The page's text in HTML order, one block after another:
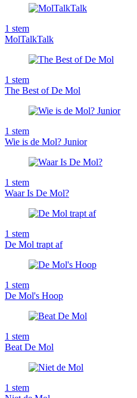
1 stem
MolTalkTalk
1 stem
The Best of De Mol
1 stem
Wie is de Mol? Junior
1 stem
Waar Is De Mol?
1 stem
De Mol trapt af
1 stem
De Mol's Hoop
1 stem
Beat De Mol
1 stem